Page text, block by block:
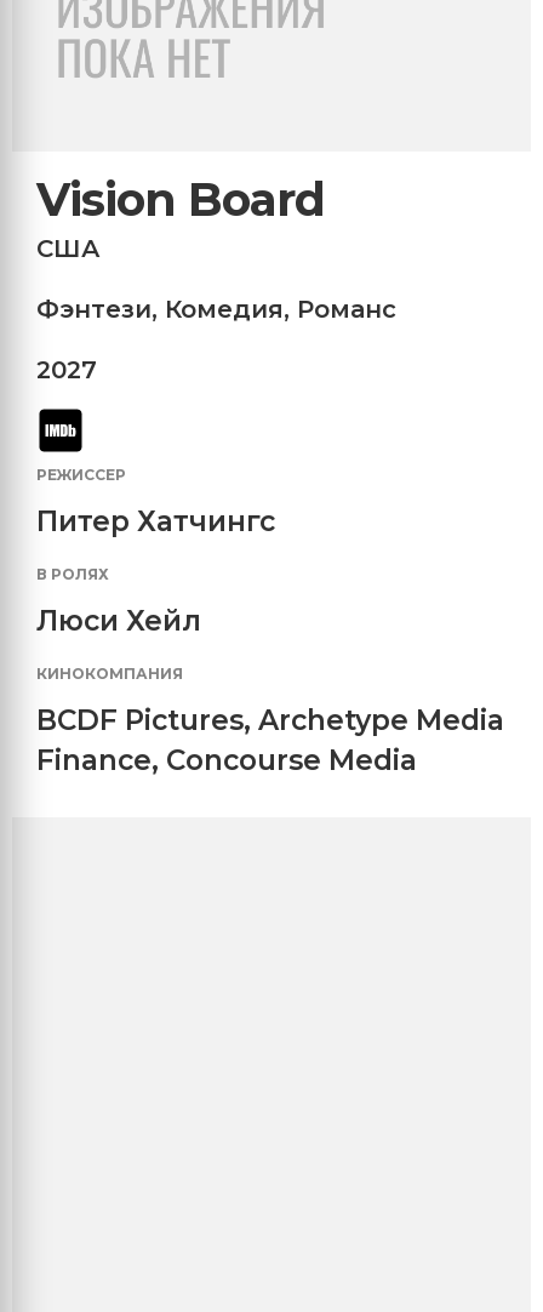
Vision Board
США
Фэнтези, Комедия, Романс
2027
РЕЖИССЕР
Питер Хатчингс
В РОЛЯХ
Люси Хейл
КИНОКОМПАНИЯ
BCDF Pictures, Archetype Media
Finance, Concourse Media